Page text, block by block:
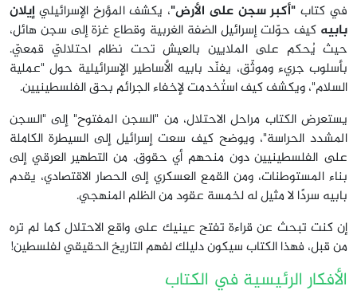
في كتاب "أكبر سجن على الأرض"، يكشف المؤرخ الإسرائيليإيلان
بابيه كيف حوّلت إسرائيل الضفة الغربية وقطاع غزة إلى سجن هائل،
حيث يُحكم على الملايين بالعيش تحت نظام احتلاليّ قمعيّ.
بأسلوب جريء وموثّق، يفنّد بابيه الأساطير الإسرائيلية حول "عملية
السلام"، ويكشف كيف استُخدمت لإخفاء الجرائم بحق الفلسطينيين.
يستعرض الكتاب مراحل الاحتلال، من "السجن المفتوح" إلى "السجن
المشدد الحراسة"، ويوضح كيف سعت إسرائيل إلى السيطرة الكاملة
على الفلسطينيين دون منحهم أي حقوق. من التطهير العرقي إلى
بناء المستوطنات، ومن القمع العسكري إلى الحصار الاقتصادي، يقدم
بابيه سردًا لا مثيل له لخمسة عقود من الظلم المنهجي.
إن كنت تبحث عن قراءة تفتح عينيك على واقع الاحتلال كما لم تره
من قبل، فهذا الكتاب سيكون دليلك لفهم التاريخ الحقيقي لفلسطين!
الأفكار الرئيسية في الكتاب